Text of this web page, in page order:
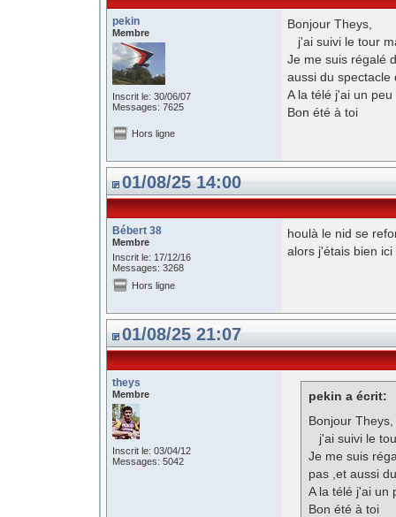
pekin
Membre
Inscrit le: 30/06/07
Messages: 7625
Bonjour Theys,
j'ai suivi le tour
Je me suis régalé
aussi du spectacle
A la télé j'ai un
Bon été à toi
Hors ligne
01/08/25 14:00
Bébert 38
Membre
Inscrit le: 17/12/16
Messages: 3268
houlà le nid se
alors j'étais bien ici
Hors ligne
01/08/25 21:07
theys
Membre
Inscrit le: 03/04/12
Messages: 5042
pekin a écrit:
Bonjour Theys,
j'ai suivi le
Je me suis
pas ,et aussi
A la télé j'ai un
Bon été à toi